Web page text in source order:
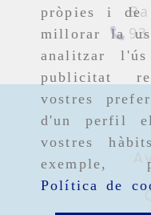
pròpies i de
millorar la
analitzar
publicitat
vostres
d'un perfil
vostres
exemple,
Política de